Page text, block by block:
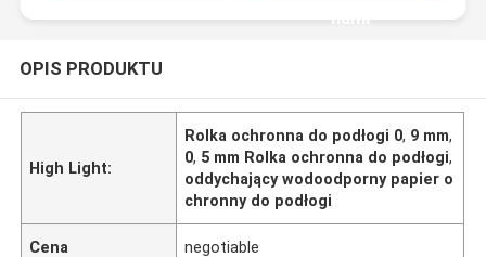
nami
OPIS PRODUKTU
High Light:
Rolka ochronna do podłogi 0, 9 mm,
0, 5 mm Rolka ochronna do podłogi,
oddychający wodoodporny papier o
chronny do podłogi
Cena negotiable